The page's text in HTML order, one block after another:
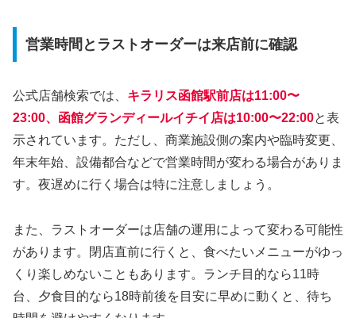
営業時間とラストオーダーは来店前に確認
公式店舗検索では、 キラリス函館駅前店は11:00〜
23:00、函館グランディールイチイ店は10:00〜22:00と表
示されています。ただし、商業施設側の案内や臨時変更、
年末年始、設備都合などで営業時間が変わる場合がありま
す。夜遅めに行く場合は特に注意しましょう。
また、ラストオーダーは店舗の運用によって変わる可能性
があります。閉店直前に行くと、食べたいメニューがゆっ
くり楽しめないこともあります。ランチ目的なら11時
台、夕食目的なら18時前後を目安に早めに動くと、待ち